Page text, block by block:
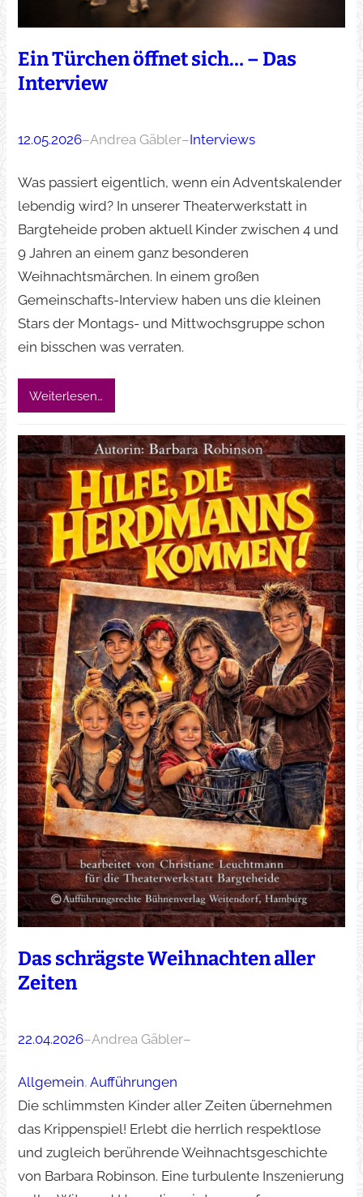
Ein Türchen öffnet sich… – Das
Interview
12.05.2026–Andrea Gäbler–Interviews
Was passiert eigentlich, wenn ein Adventskalender
lebendig wird? In unserer Theaterwerkstatt in
Bargteheide proben aktuell Kinder zwischen 4 und
9 Jahren an einem ganz besonderen
Weihnachtsmärchen. In einem großen
Gemeinschafts-Interview haben uns die kleinen
Stars der Montags- und Mittwochsgruppe schon
ein bisschen was verraten.
Weiterlesen…
Das schrägste Weihnachten aller
Zeiten
22.04.2026–Andrea Gäbler–
Allgemein, Aufführungen
Die schlimmsten Kinder aller Zeiten übernehmen
das Krippenspiel! Erlebt die herrlich respektlose
und zugleich berührende Weihnachtsgeschichte
von Barbara Robinson. Eine turbulente Inszenierung